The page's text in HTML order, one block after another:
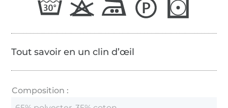
Tout savoir en un clin d’œil
Composition :